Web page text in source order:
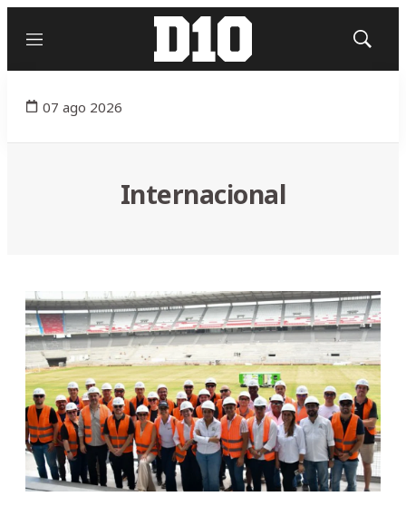
Menú
Mostrar
07 ago 2026
Internacional